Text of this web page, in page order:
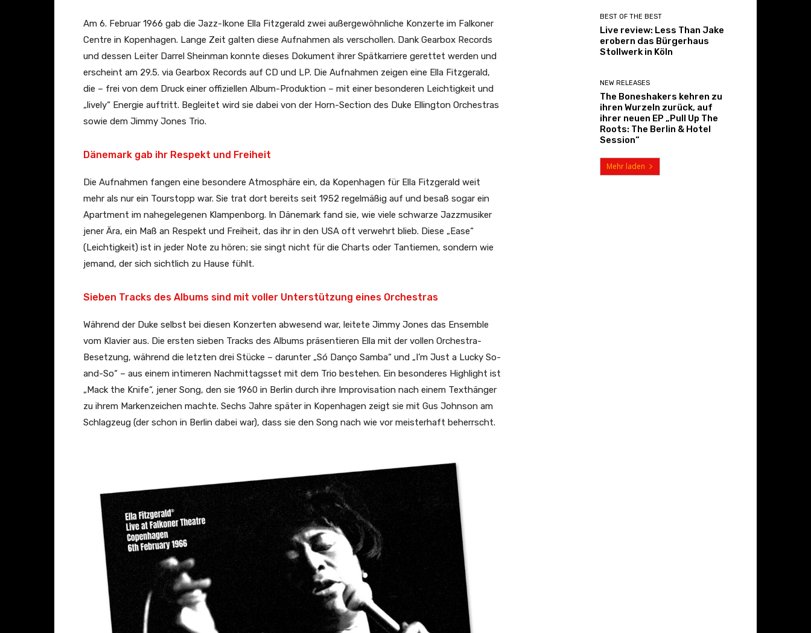
Am 6. Februar 1966 gab die Jazz-Ikone Ella Fitzgerald zwei außergewöhnliche Konzerte im Falkoner
Centre in Kopenhagen. Lange Zeit galten diese Aufnahmen als verschollen. Dank Gearbox Records
und dessen Leiter Darrel Sheinman konnte dieses Dokument ihrer Spätkarriere gerettet werden und
erscheint am 29.5. via Gearbox Records auf CD und LP. Die Aufnahmen zeigen eine Ella Fitzgerald,
die – frei von dem Druck einer offiziellen Album-Produktion – mit einer besonderen Leichtigkeit und
„lively“ Energie auftritt. Begleitet wird sie dabei von der Horn-Section des Duke Ellington Orchestras
sowie dem Jimmy Jones Trio.
Dänemark gab ihr Respekt und Freiheit
Die Aufnahmen fangen eine besondere Atmosphäre ein, da Kopenhagen für Ella Fitzgerald weit
mehr als nur ein Tourstopp war. Sie trat dort bereits seit 1952 regelmäßig auf und besaß sogar ein
Apartment im nahegelegenen Klampenborg. In Dänemark fand sie, wie viele schwarze Jazzmusiker
jener Ära, ein Maß an Respekt und Freiheit, das ihr in den USA oft verwehrt blieb. Diese „Ease“
(Leichtigkeit) ist in jeder Note zu hören; sie singt nicht für die Charts oder Tantiemen, sondern wie
jemand, der sich sichtlich zu Hause fühlt.
Sieben Tracks des Albums sind mit voller Unterstützung eines Orchestras
Während der Duke selbst bei diesen Konzerten abwesend war, leitete Jimmy Jones das Ensemble
vom Klavier aus. Die ersten sieben Tracks des Albums präsentieren Ella mit der vollen Orchestra-
Besetzung, während die letzten drei Stücke – darunter „Só Danço Samba“ und „I’m Just a Lucky So-
and-So“ – aus einem intimeren Nachmittagsset mit dem Trio bestehen. Ein besonderes Highlight ist
„Mack the Knife“, jener Song, den sie 1960 in Berlin durch ihre Improvisation nach einem Texthänger
zu ihrem Markenzeichen machte. Sechs Jahre später in Kopenhagen zeigt sie mit Gus Johnson am
Schlagzeug (der schon in Berlin dabei war), dass sie den Song nach wie vor meisterhaft beherrscht.
BEST OF THE BEST
Live review: Less Than Jake
erobern das Bürgerhaus
Stollwerk in Köln
NEW RELEASES
The Boneshakers kehren zu
ihren Wurzeln zurück, auf
ihrer neuen EP „Pull Up The
Roots: The Berlin & Hotel
Session“
Mehr laden